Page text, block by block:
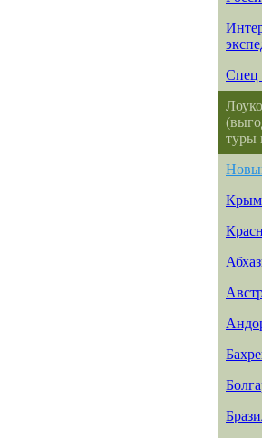
Спец
туры
Крым